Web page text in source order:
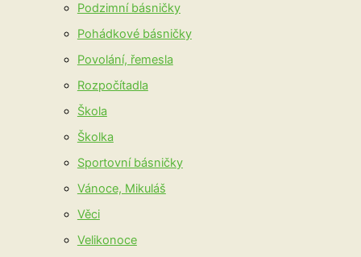
Podzimní básničky
Pohádkové básničky
Povolání, řemesla
Rozpočítadla
Škola
Školka
Sportovní básničky
Vánoce, Mikuláš
Věci
Velikonoce